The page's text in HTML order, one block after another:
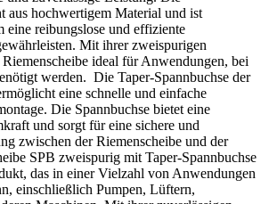
aus hochwertigem Material und ist
eine reibungslose und effiziente
Mit ihrer zweispurigen
ideal für Anwendungen, bei
werden. Die Taper-Spannbuchse der
eine schnelle und einfache
Die Spannbuchse bietet eine
und sorgt für eine sichere und
zwischen der Riemenscheibe und der
SPB zweispurig mit Taper-Spannbuchse
das in einer Vielzahl von Anwendungen
einschließlich Pumpen, Lüftern,